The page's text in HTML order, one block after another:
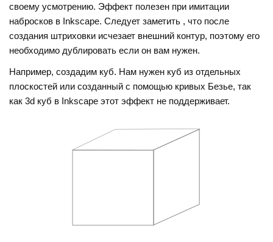
своему усмотрению. Эффект полезен при имитации
набросков в Inkscape. Следует заметить , что после
создания штриховки исчезает внешний контур, поэтому его
необходимо дублировать если он вам нужен.
Например, создадим куб. Нам нужен куб из отдельных
плоскостей или созданный с помощью кривых Безье, так
как 3d куб в Inkscape этот эффект не поддерживает.